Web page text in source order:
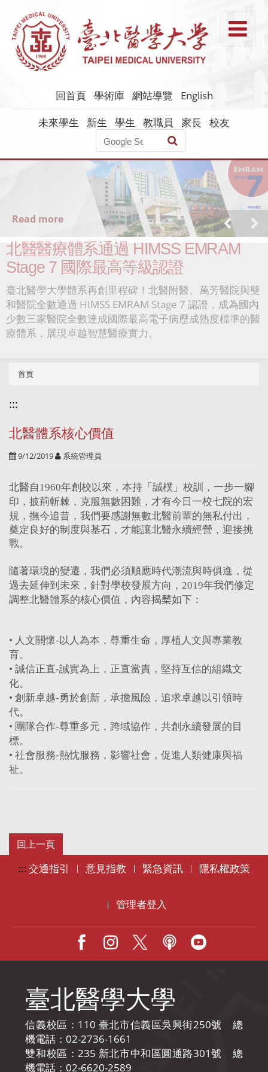
主
要
回首頁 學術庫 網站導覽
English
未來學生
新生 學生 教職員 家長 校友
北醫醫療體系通過 HIMSS EMRAM
Stage 7 國際最高等級認證
臺北醫學大學體系再創里程碑！北醫附醫、萬芳醫院與雙
和醫院全數通過 HIMSS EMRAM Stage 7 認證，成為國內
少數三家醫院全數達成國際最高電子病歷成熟度標準的醫
療體系，展現卓越智慧醫療實力。
Read more
首頁
:::
北醫體系核心價值
9/12/2019 系統管理員
北醫自1960年創校以來，本持「誠樸」校訓，一步一腳
印，披荊斬棘，克服無數困難，才有今日一校七院的宏
規， 撫今追昔，我們要感謝無數北醫前輩的無私付出，
奠定良好的制度與基石，才能讓北醫永續經營，迎接挑
戰。
隨著環境的變遷，我們必須順應時代潮流與時俱進，從
過去延伸到未來，針對學校發展方向，2019年我們修定
調整北醫體系的核心價值， 內容揭櫫如下：
• 人文關懷-以人為本，尊重生命，厚植人文與專業教
育。
• 誠信正直-誠實為上，正直當責，堅持互信的組織文
化。
• 創新卓越-勇於創新，承擔風險，追求卓越以引領時
代。
• 團隊合作-尊重多元，跨域協作，共創永續發展的目
標。
• 社會服務-熱忱服務，影響社會，促進人類健康與福
祉。
:::交通指引 | 意見指教 | 緊急資訊 | 隱私權政策
| 管理者登入
Facebook Podcast
臺北醫學大學
信義校區：110 臺北市信義區吳興街250號 總
機電話：02-2736-1661
雙和校區：235 新北市中和區圓通路301號 總
機電話：02-6620-2589